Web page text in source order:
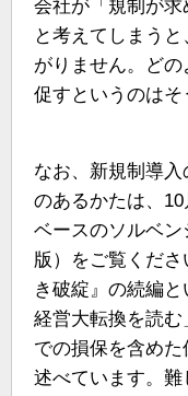
会社が「規制が求
と考えてしまう
がりません。ど
促すというのはそ
なお、新規制導
のあるかたは、
ベースのソルベ
版）をご覧くだ
き破綻』の続編
経営大転換を読
での損保を含め
述べています。難